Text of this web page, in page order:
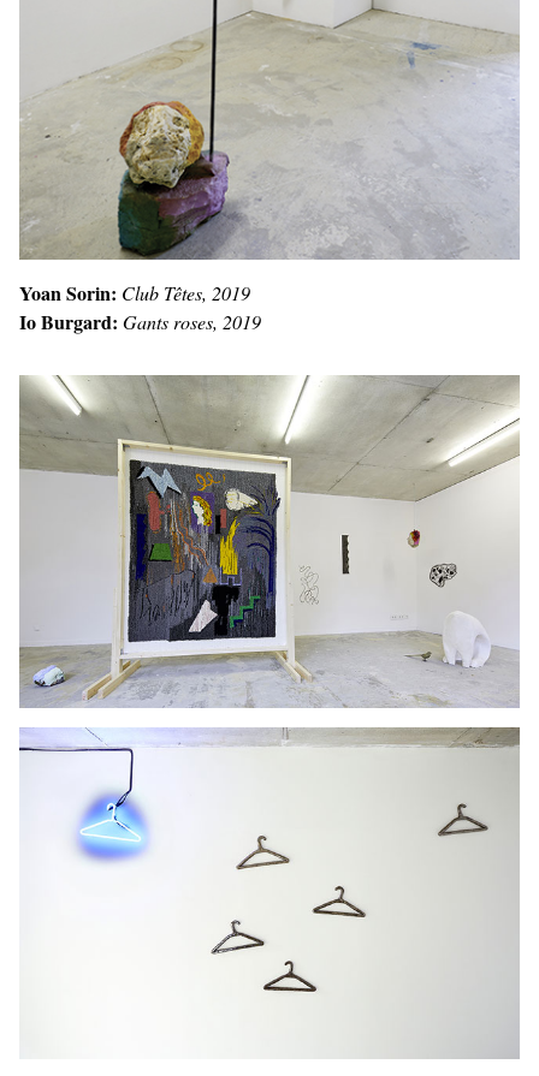
Yoan Sorin: Club Têtes, 2019
Io Burgard: Gants roses, 2019